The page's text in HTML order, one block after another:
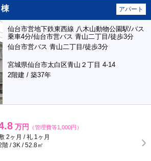
アパート
仙台市営地下鉄東西線 八木山動物公園駅/バス
乗車4分/仙台市営バス 青山二丁目/徒歩3分
仙台市営バス 青山二丁目/徒歩3分
宮城県仙台市太白区青山２丁目 4-14
2階建 / 築37年
万円 （管理費等1,000円）
2ヶ月 / 礼 1ヶ月
階 / 3K / 52.8㎡